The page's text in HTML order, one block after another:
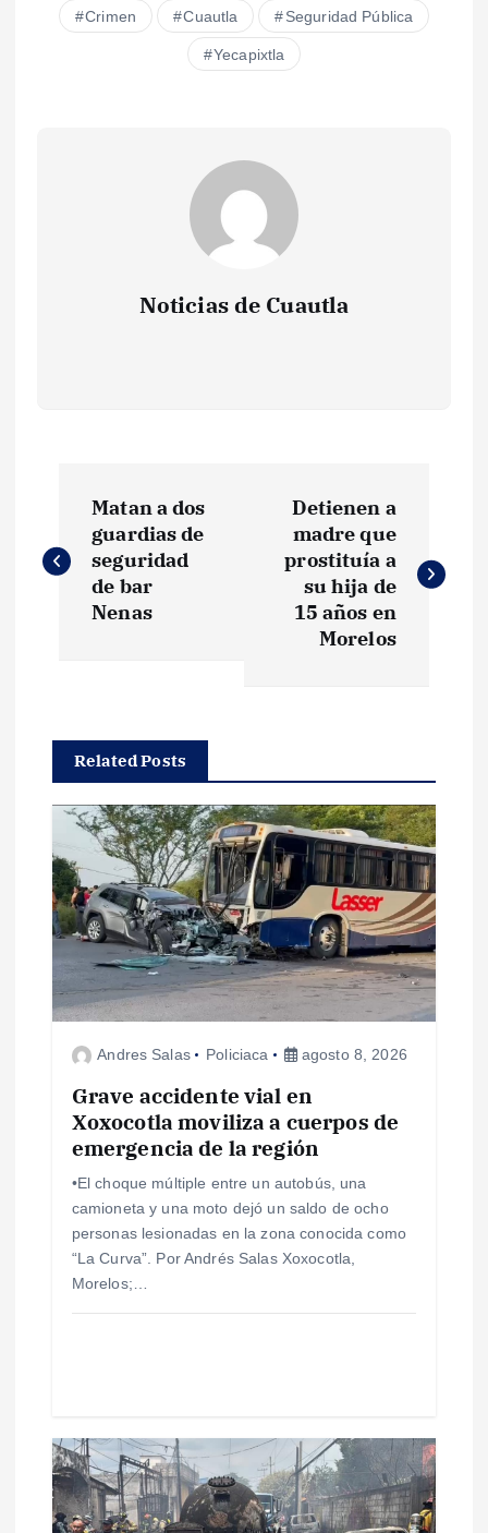
Crimen Cuautla Seguridad Pública
Yecapixtla
Noticias de Cuautla
a
a
c
ó
n
d
a
s
Matan a dos
guardias de
seguridad
de bar
Nenas
Detienen a
madre que
prostituía a
su hija de
15 años en
Morelos
Related Posts
Andres Salas Policiaca agosto 8, 2026
Grave accidente vial en
Xoxocotla moviliza a cuerpos de
emergencia de la región
•El choque múltiple entre un autobús, una
camioneta y una moto dejó un saldo de ocho
personas lesionadas en la zona conocida como
“La Curva”. Por Andrés Salas Xoxocotla,
Morelos;…